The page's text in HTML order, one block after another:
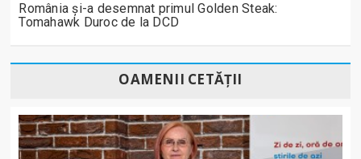
România și-a desemnat primul Golden Steak:
Tomahawk Duroc de la DCD
OAMENII CETĂȚII